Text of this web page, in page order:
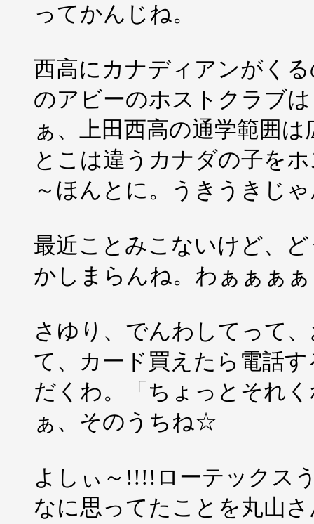
ってかんじね。
西高にカナディアンがく
のアビーのホストクラブは
ぁ、上田西高の通学範囲
とこは違うカナダの子を
～ほんとに。うきうきじ
最近ことみこないけど、
かしまらんね。わぁぁぁ
さゆり、でんわしてって
て、カード買えたら電話
だくわ。「ちょっとそれ
ぁ、そのうちね☆
よしぃ～!!!!ローテックス
なに思ってたことを丸山